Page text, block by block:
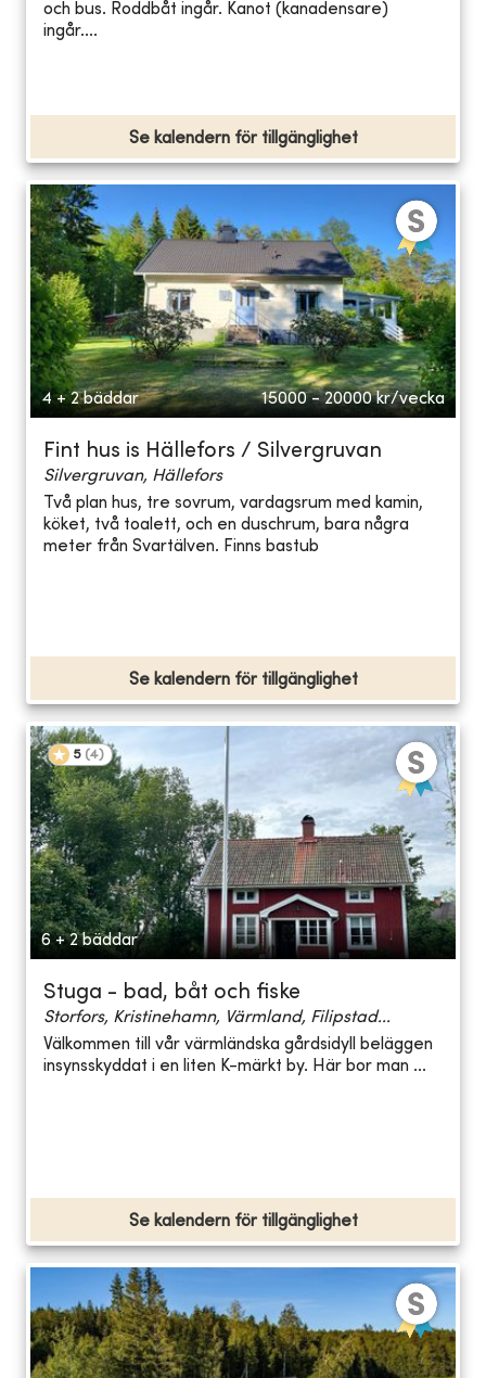
och bus. Roddbåt ingår. Kanot (kanadensare)
ingår....
Se kalendern för tillgänglighet
4 + 2 bäddar 15000 - 20000 kr/vecka
Fint hus is Hällefors / Silvergruvan
Silvergruvan, Hällefors
Två plan hus, tre sovrum, vardagsrum med kamin,
köket, två toalett, och en duschrum, bara några
meter från Svartälven. Finns bastub
Se kalendern för tillgänglighet
5 (4)
6 + 2 bäddar
Stuga - bad, båt och fiske
Storfors, Kristinehamn, Värmland, Filipstad...
Välkommen till vår värmländska gårdsidyll beläggen
insynsskyddat i en liten K-märkt by. Här bor man ...
Se kalendern för tillgänglighet